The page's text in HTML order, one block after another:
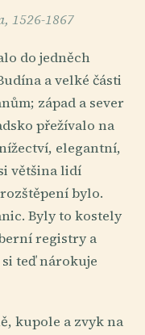
1526-1867
do jedněch
a velké části
západ a sever
přežívalo na
elegantní,
většina lidí
bylo.
Byly to kostely
registry a
teď nárokuje
kupole a zvyk na